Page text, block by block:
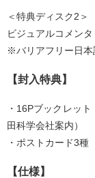
＜特典ディスク2＞
ビジュアルコメン
※バリアフリー日本
【封入特典】
・16Pブックレッ
田科学会社案内）
・ポストカード3種
【仕様】